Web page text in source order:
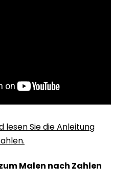
lesen Sie die Anleitung
Malen nach Zahlen